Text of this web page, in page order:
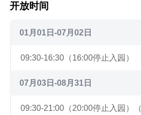
开放时间
01月01日-07月02日
09:30-16:30（16:00停止入园）
07月03日-08月31日
09:30-21:00（20:00停止入园）